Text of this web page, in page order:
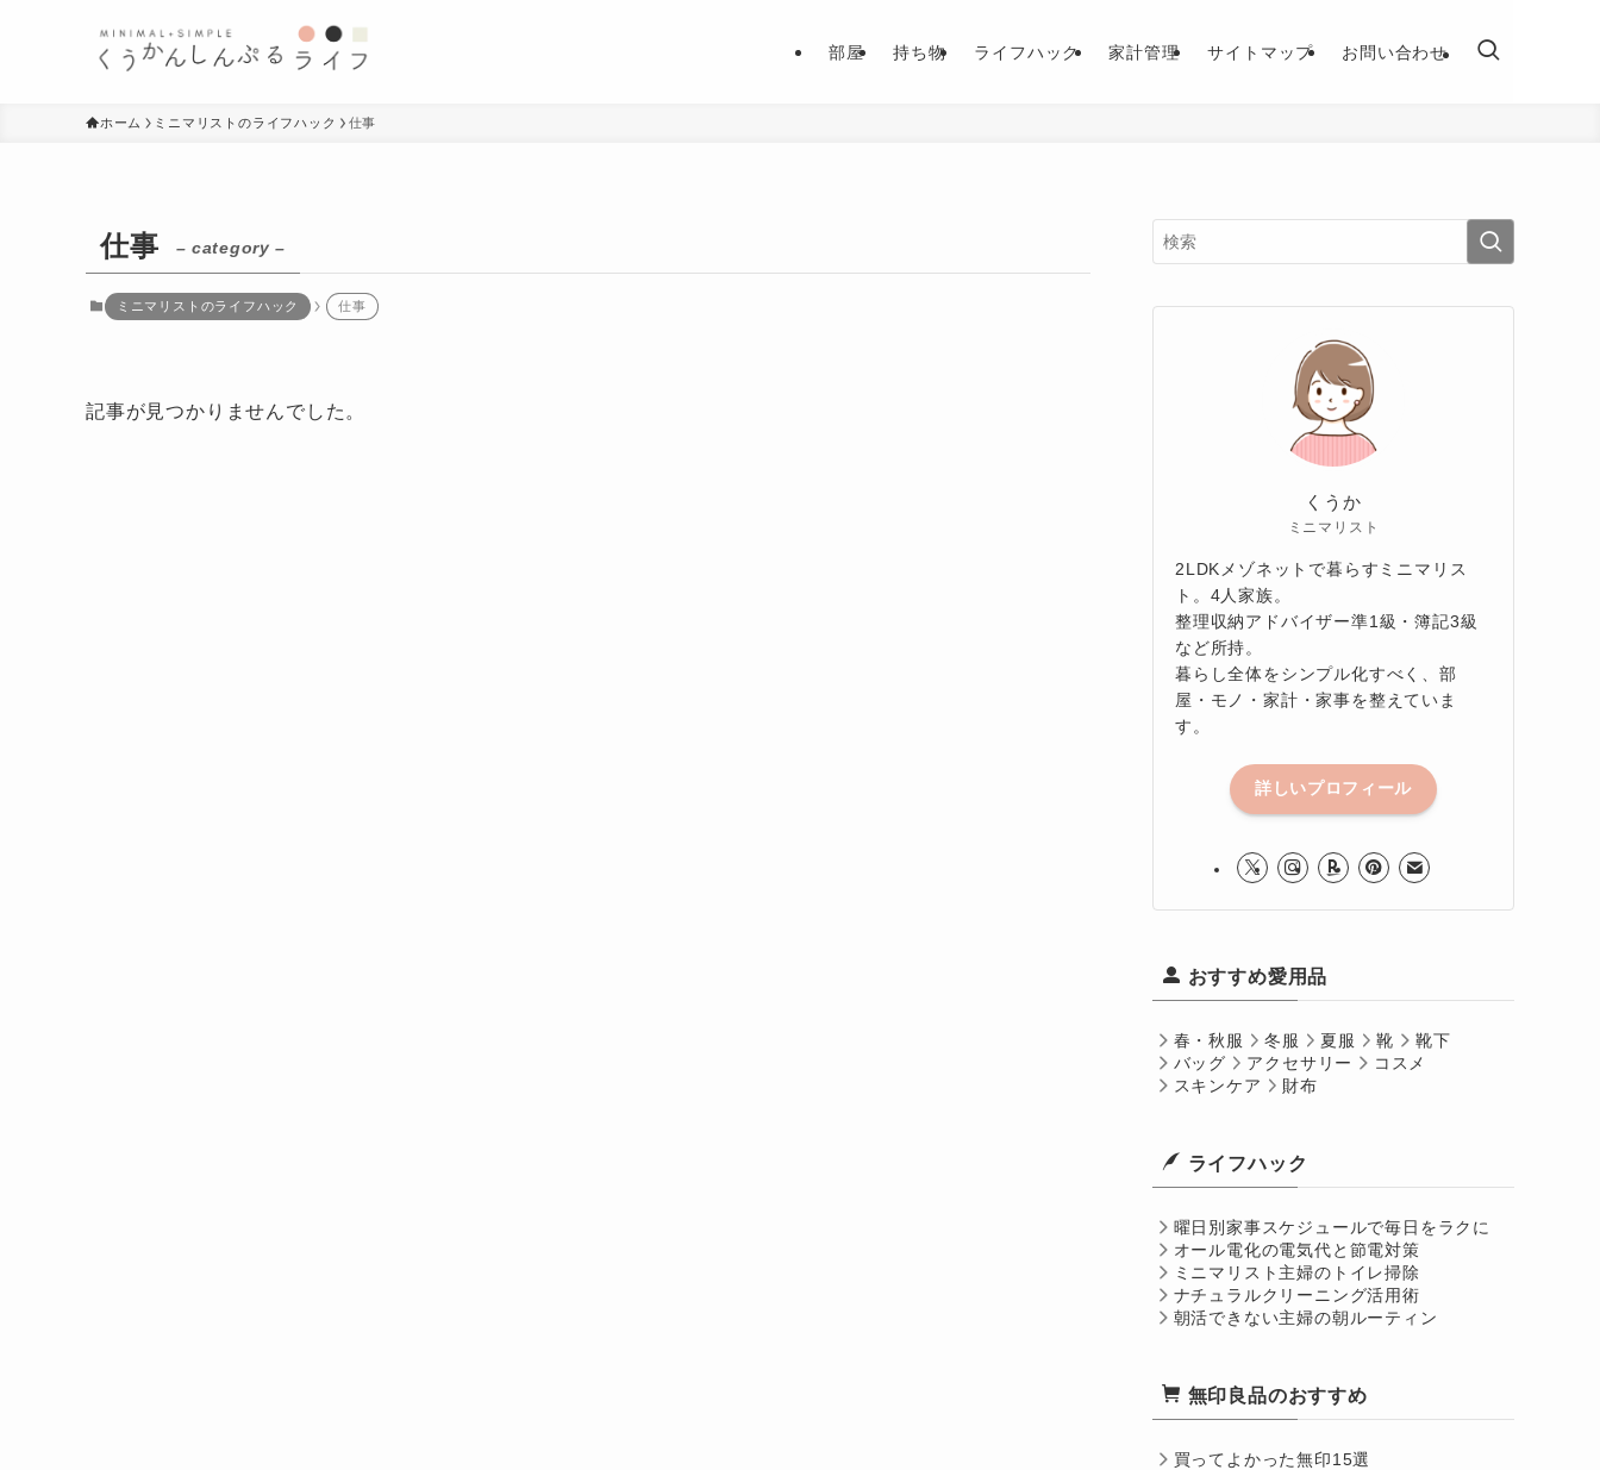
部屋 持ち物 ライフハック 家計管理 サイトマップ お問い合わせ
ホーム ミニマリストのライフハック 仕事
仕事 – category –
ミニマリストのライフハック 仕事
記事が見つかりませんでした。
くうか
ミニマリスト
2LDKメゾネットで暮らすミニマリス
ト。4人家族。
整理収納アドバイザー準1級・簿記3級
など所持。
暮らし全体をシンプル化すべく、部
屋・モノ・家計・家事を整えていま
す。
詳しいプロフィール
おすすめ愛用品
春・秋服 冬服 夏服 靴
靴下
バッグ
アクセサリー
コスメ
スキンケア
財布
ライフハック
曜日別家事スケジュールで毎日をラクに
オール電化の電気代と節電対策
ミニマリスト主婦のトイレ掃除
ナチュラルクリーニング活用術
朝活できない主婦の朝ルーティン
無印良品のおすすめ
買ってよかった無印15選